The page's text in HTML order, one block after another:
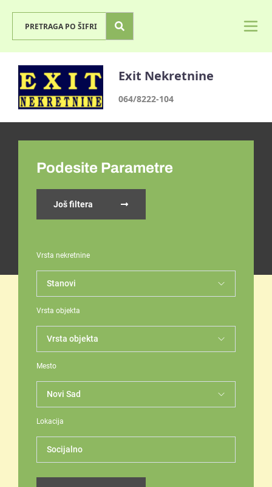
Exit Nekretnine
064/8222-104
Podesite Parametre
Još filtera
Vrsta nekretnine
Vrsta objekta
Mesto
Lokacija
Socijalno